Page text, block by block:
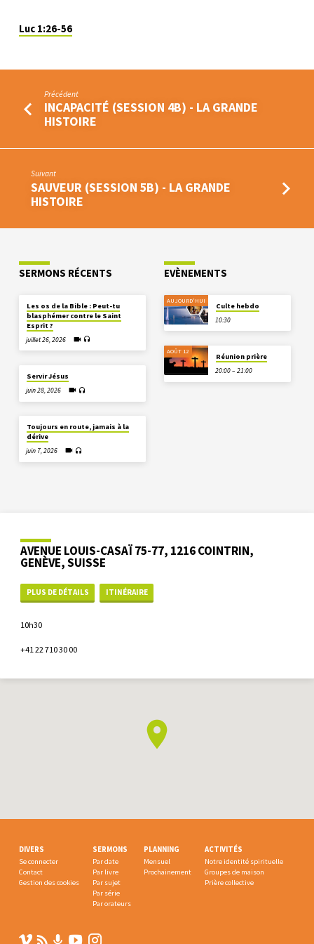
Luc 1:26-56
Précédent
INCAPACITÉ (SESSION 4B) - LA GRANDE
HISTOIRE
Suivant
SAUVEUR (SESSION 5B) - LA GRANDE
HISTOIRE
SERMONS RÉCENTS
Les os de la Bible : Peut-tu
blasphémer contre le Saint
Esprit ?
juillet 26, 2026
Servir Jésus
juin 28, 2026
Toujours en route, jamais à la
dérive
juin 7, 2026
EVÈNEMENTS
AUJOURD'HUI
Culte hebdo
10:30
AOÛT 12
Réunion prière
20:00 – 21:00
AVENUE LOUIS-CASAÏ 75-77, 1216 COINTRIN,
GENÈVE, SUISSE
PLUS DE DÉTAILS ITINÉRAIRE
10h30
+41 22 710 30 00
DIVERS
Se connecter
Contact
Gestion des cookies
SERMONS
Par date
Par livre
Par sujet
Par série
Par orateurs
PLANNING
Mensuel
Prochainement
ACTIVITÉS
Notre identité spirituelle
Groupes de maison
Prière collective